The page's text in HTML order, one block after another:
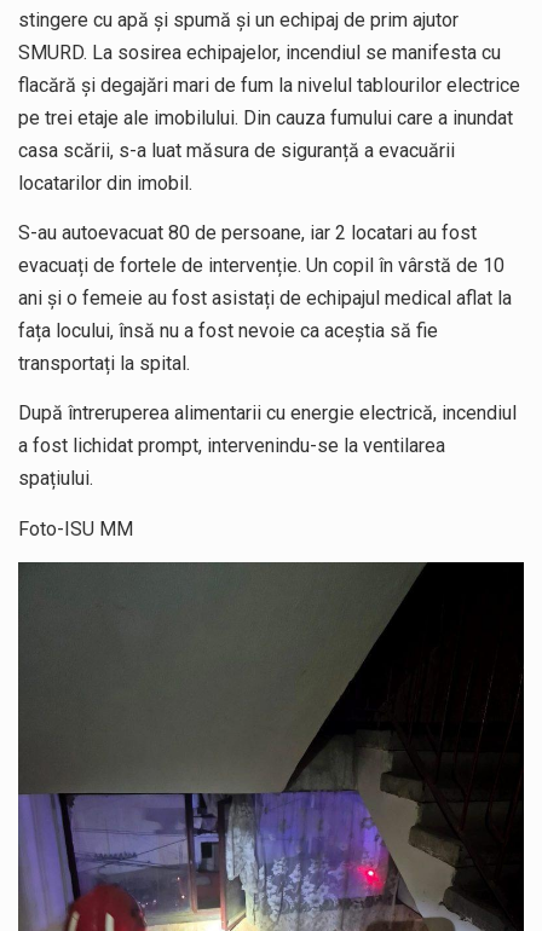
stingere cu apă și spumă și un echipaj de prim ajutor
SMURD. La sosirea echipajelor, incendiul se manifesta cu
flacără și degajări mari de fum la nivelul tablourilor electrice
pe trei etaje ale imobilului. Din cauza fumului care a inundat
casa scării, s-a luat măsura de siguranță a evacuării
locatarilor din imobil.
S-au autoevacuat 80 de persoane, iar 2 locatari au fost
evacuați de fortele de intervenție. Un copil în vârstă de 10
ani și o femeie au fost asistați de echipajul medical aflat la
fața locului, însă nu a fost nevoie ca aceștia să fie
transportați la spital.
După întreruperea alimentarii cu energie electrică, incendiul
a fost lichidat prompt, intervenindu-se la ventilarea
spațiului.
Foto-ISU MM